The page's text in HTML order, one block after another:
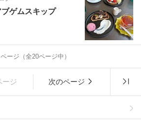
ゲムスキップ
ージ（全20ページ中）
ージ 次のページ